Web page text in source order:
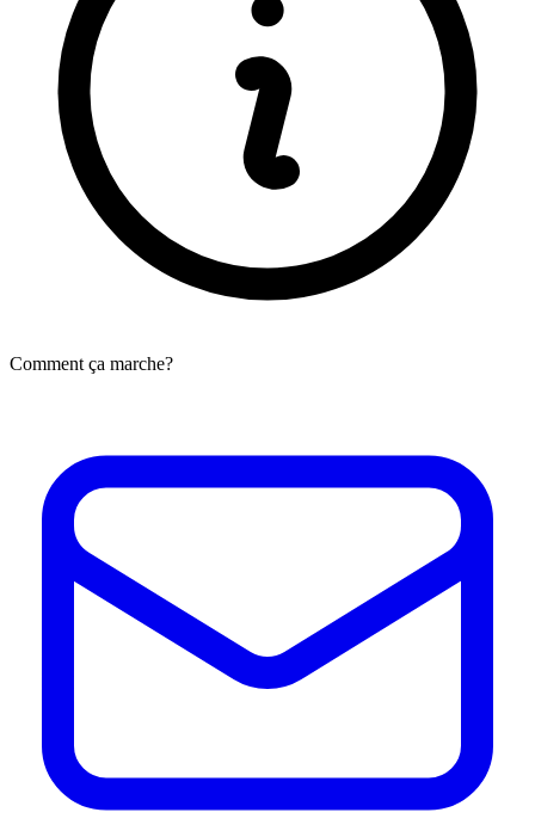
Comment ça marche?